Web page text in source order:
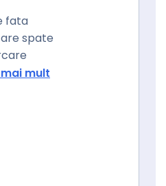
electrice
fata
spate
electrică
incalzite
rabatabile electric
mult